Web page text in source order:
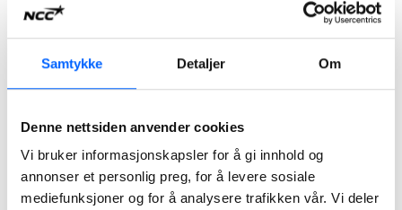
Samtykke Detaljer Om
Denne nettsiden anvender cookies
Vi bruker informasjonskapsler for å gi innhold og
annonser et personlig preg, for å levere sosiale
mediefunksjoner og for å analysere trafikken vår. Vi deler
NCC startet for alvor byggingen av Røykenbadet i uke 48 i
2015 da selskapet monterte byggets første prefabrikkerte
kombinasjon med NCCs spesialkompetanse innen bygging
av svømmehaller og badeanlegg, var en av hovedgrunnene
Fakta